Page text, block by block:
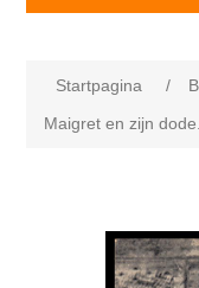
Startpagina /
Maigret en zijn